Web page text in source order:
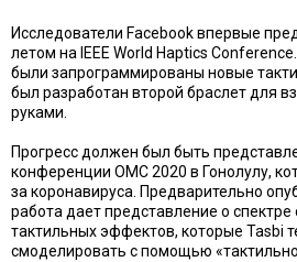
Исследователи Facebook впервые
летом на IEEE World Haptics
были запрограммированы новые
был разработан второй браслет для
руками.
Прогресс должен был быть
конференции ОМС 2020 в Гонолулу,
за коронавируса. Предварительно
работа дает представление о
тактильных эффектов, которые Tasbi
смоделировать с помощью